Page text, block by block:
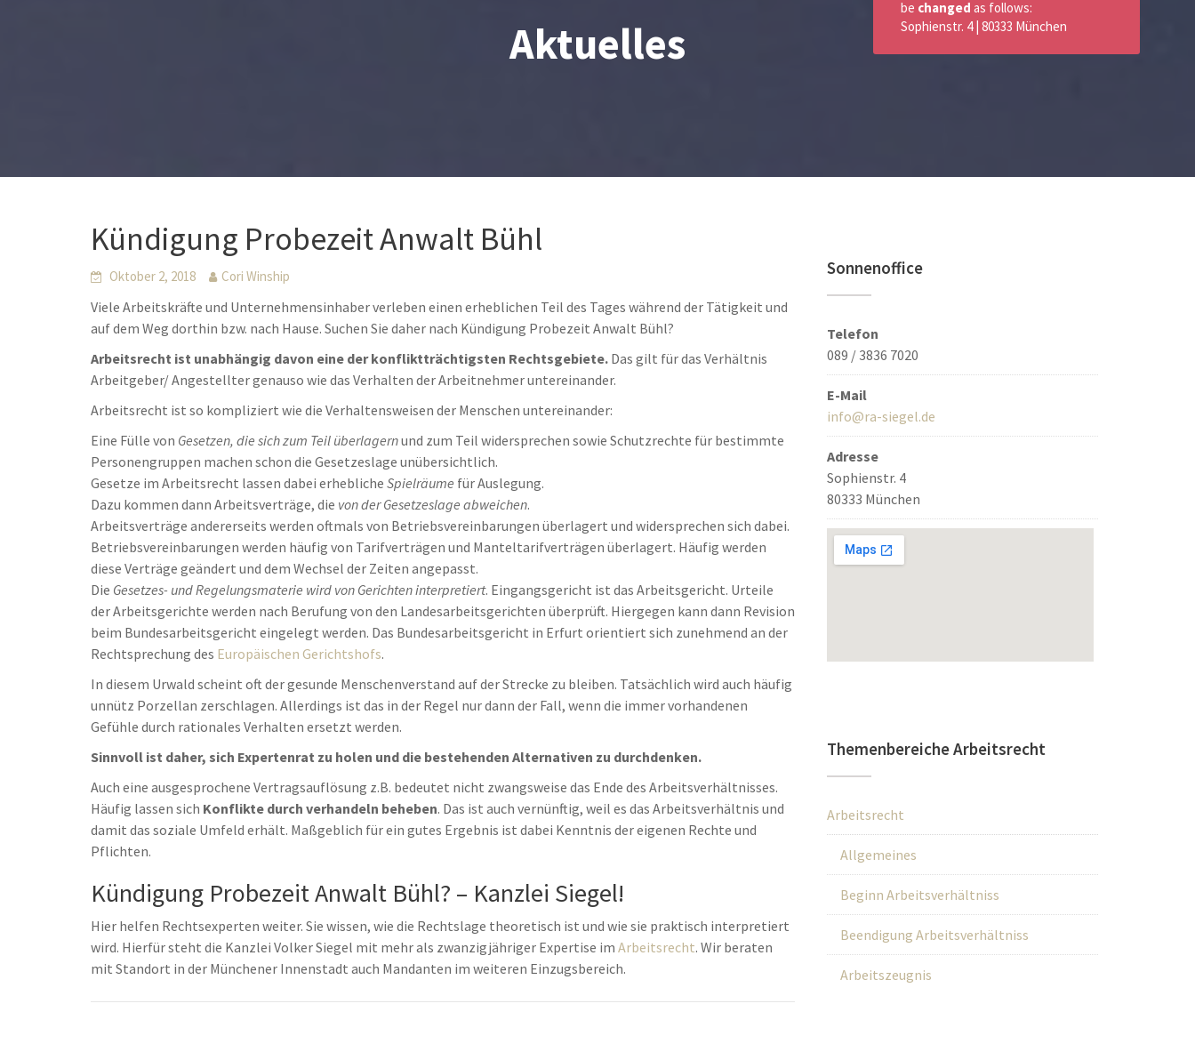
Aktuelles
Kündigung Probezeit Anwalt Bühl
Oktober 2, 2018 Cori Winship
Viele Arbeitskräfte und Unternehmensinhaber verleben einen erheblichen Teil des Tages während der Tätigkeit und
auf dem Weg dorthin bzw. nach Hause. Suchen Sie daher nach Kündigung Probezeit Anwalt Bühl?
Arbeitsrecht ist unabhängig davon eine der konfliktträchtigsten Rechtsgebiete. Das gilt für das Verhältnis
Arbeitgeber/ Angestellter genauso wie das Verhalten der Arbeitnehmer untereinander.
Arbeitsrecht ist so kompliziert wie die Verhaltensweisen der Menschen untereinander:
Eine Fülle von Gesetzen, die sich zum Teil überlagernund zum Teil widersprechen sowie Schutzrechte für bestimmte
Personengruppen machen schon die Gesetzeslage unübersichtlich.
Gesetze im Arbeitsrecht lassen dabei erhebliche Spielräume für Auslegung.
Dazu kommen dann Arbeitsverträge, die von der Gesetzeslage abweichen.
Arbeitsverträge andererseits werden oftmals von Betriebsvereinbarungen überlagert und widersprechen sich dabei.
Betriebsvereinbarungen werden häufig von Tarifverträgen und Manteltarifverträgen überlagert. Häufig werden
diese Verträge geändert und dem Wechsel der Zeiten angepasst.
Die Gesetzes- und Regelungsmaterie wird von Gerichten interpretiert. Eingangsgericht ist das Arbeitsgericht. Urteile
der Arbeitsgerichte werden nach Berufung von den Landesarbeitsgerichten überprüft. Hiergegen kann dann Revision
beim Bundesarbeitsgericht eingelegt werden. Das Bundesarbeitsgericht in Erfurt orientiert sich zunehmend an der
Rechtsprechung des Europäischen Gerichtshofs.
In diesem Urwald scheint oft der gesunde Menschenverstand auf der Strecke zu bleiben. Tatsächlich wird auch häufig
unnütz Porzellan zerschlagen. Allerdings ist das in der Regel nur dann der Fall, wenn die immer vorhandenen
Gefühle durch rationales Verhalten ersetzt werden.
Sinnvoll ist daher, sich Expertenrat zu holen und die bestehenden Alternativen zu durchdenken.
Auch eine ausgesprochene Vertragsauflösung z.B. bedeutet nicht zwangsweise das Ende des Arbeitsverhältnisses.
Häufig lassen sich Konflikte durch verhandeln beheben. Das ist auch vernünftig, weil es das Arbeitsverhältnis und
damit das soziale Umfeld erhält. Maßgeblich für ein gutes Ergebnis ist dabei Kenntnis der eigenen Rechte und
Pflichten.
Kündigung Probezeit Anwalt Bühl? – Kanzlei Siegel!
Hier helfen Rechtsexperten weiter. Sie wissen, wie die Rechtslage theoretisch ist und wie sie praktisch interpretiert
wird. Hierfür steht die Kanzlei Volker Siegel mit mehr als zwanzigjähriger Expertise im Arbeitsrecht. Wir beraten
mit Standort in der Münchener Innenstadt auch Mandanten im weiteren Einzugsbereich.
Sonnenoffice
Telefon
089 / 3836 7020
E-Mail
info@ra-siegel.de
Adresse
Sophienstr. 4
80333 München
Themenbereiche Arbeitsrecht
Arbeitsrecht
Allgemeines
Beginn Arbeitsverhältniss
Beendigung Arbeitsverhältniss
Arbeitszeugnis
be changed as follows:
Sophienstr. 4 | 80333 München